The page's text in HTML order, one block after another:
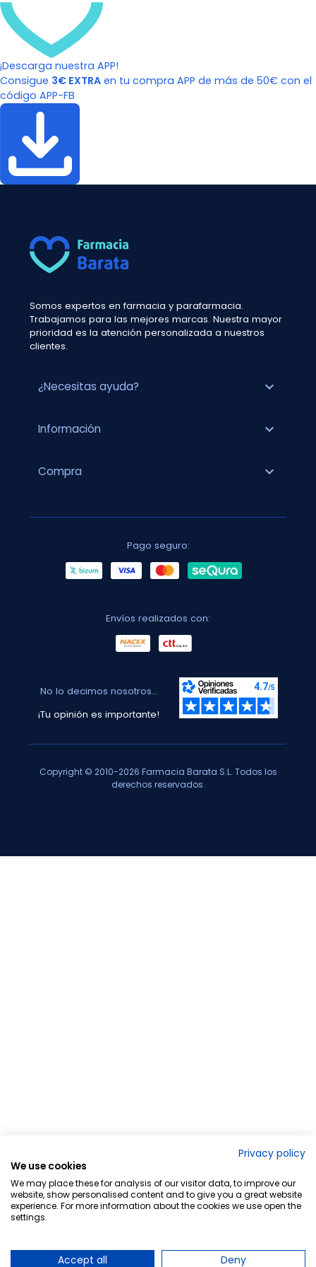
¡Descarga nuestra APP!
Consigue 3€ EXTRA en tu compra APP de más de 50€ con el
código APP-FB
Somos expertos en farmacia y parafarmacia.
Trabajamos para las mejores marcas. Nuestra mayor
prioridad es la atención personalizada a nuestros
clientes.
¿Necesitas ayuda? expand_more
Información expand_more
Compra expand_more
Pago seguro:
Envíos realizados con:
No lo decimos nosotros...
¡Tu opinión es importante!
Copyright © 2010-2026 Farmacia Barata S.L. Todos los
derechos reservados.
Privacy policy
We use cookies
We may place these for analysis of our visitor data, to improve our
website, show personalised content and to give you a great website
experience. For more information about the cookies we use open the
settings.
Accept all Deny